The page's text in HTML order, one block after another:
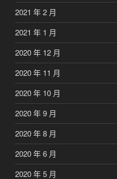
2021 年 2 月
2021 年 1 月
2020 年 12 月
2020 年 11 月
2020 年 10 月
2020 年 9 月
2020 年 8 月
2020 年 6 月
2020 年 5 月